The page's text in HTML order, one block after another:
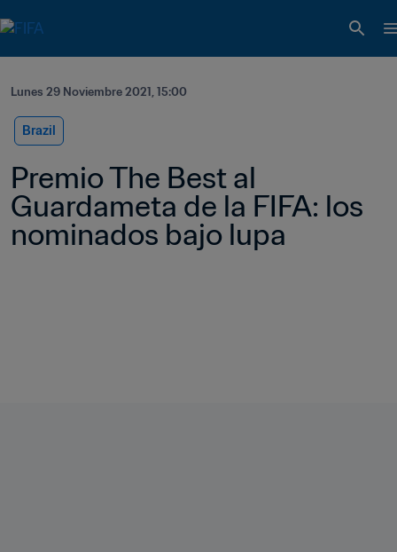
Lunes 29 Noviembre 2021, 15:00
Brazil
Premio The Best al
Guardameta de la FIFA: los
nominados bajo lupa